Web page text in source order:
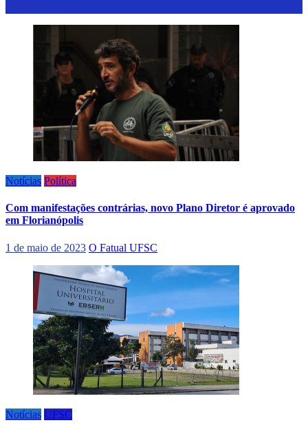
Notícias Política
Com manifestações contrárias, novo Plano Diretor é aprovado
em Florianópolis
1 de maio de 2023 O Fatual UFSC
Notícias UFSC